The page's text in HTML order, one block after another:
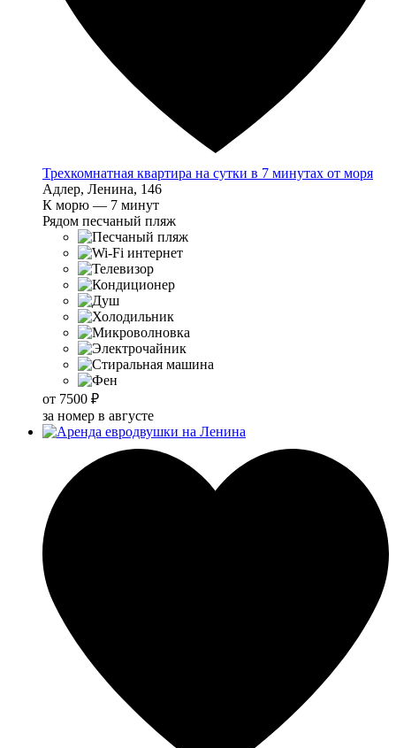
Трехкомнатная квартира на сутки в 7 минутах от моря
Адлер, Ленина, 146
К морю — 7 минут
Рядом песчаный пляж
от 7500 ₽
за номер в августе